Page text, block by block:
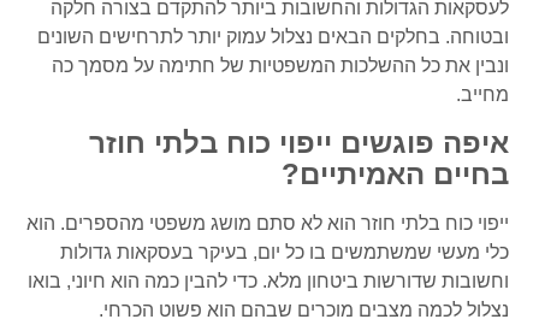
לעסקאות הגדולות והחשובות ביותר להתקדם בצורה חלקה
ובטוחה. בחלקים הבאים נצלול עמוק יותר לתרחישים השונים
ונבין את כל ההשלכות המשפטיות של חתימה על מסמך כה
מחייב.
איפה פוגשים ייפוי כוח בלתי חוזר
בחיים האמיתיים?
ייפוי כוח בלתי חוזר הוא לא סתם מושג משפטי מהספרים. הוא
כלי מעשי שמשתמשים בו כל יום, בעיקר בעסקאות גדולות
וחשובות שדורשות ביטחון מלא. כדי להבין כמה הוא חיוני, בואו
נצלול לכמה מצבים מוכרים שבהם הוא פשוט הכרחי.